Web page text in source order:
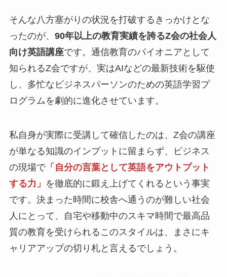
そんな八方塞がりの状況を打破するきっかけとな
ったのが、 90年以上の教育実績を誇るZ会の社会人
向け英語講座です。通信教育のパイオニアとして
知られるZ会ですが、実はAIなどの最新技術を駆使
し、多忙なビジネスパーソンのための英語学習プ
ログラムを劇的に進化させています。
私自身が実際に受講して確信したのは、Z会の講座
が単なる知識のインプットに留まらず、ビジネス
の現場で「自分の言葉として英語をアウトプット
する力」 を徹底的に鍛え上げてくれるという事実
です。決まった時間に校舎へ通うのが難しい社会
人にとって、自宅や移動中のスキマ時間で最高品
質の教育を受けられるこのスタイルは、まさにキ
ャリアアップの切り札と言えるでしょう。